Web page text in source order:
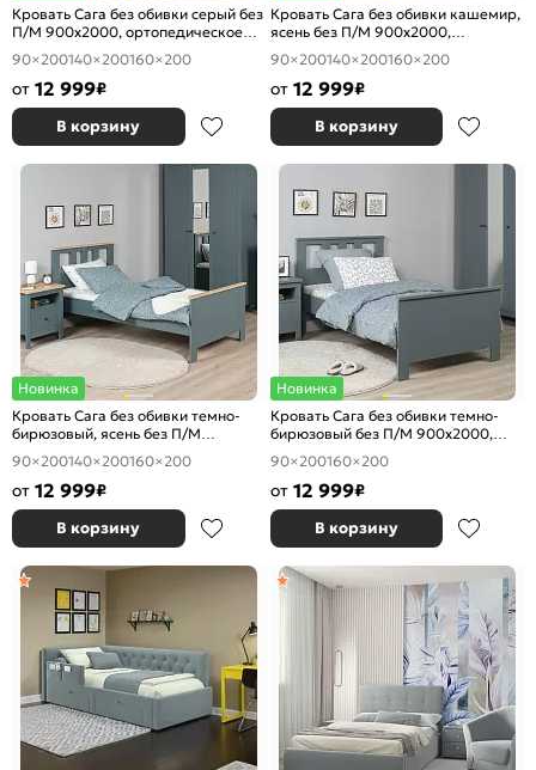
Кровать Сага без обивки серый без
П/М 900x2000, ортопедическое
основание, изголовье жесткое
90×200140×200160×200
от 12 999₽
В корзину
Кровать Сага без обивки кашемир,
ясень без П/М 900x2000,
ортопедическое основание,
изголовье жесткое
90×200140×200160×200
от 12 999₽
В корзину
Новинка
Кровать Сага без обивки темно-
бирюзовый, ясень без П/М
900x2000, ортопедическое
основание, изголовье жесткое
90×200140×200160×200
от 12 999₽
В корзину
Новинка
Кровать Сага без обивки темно-
бирюзовый без П/М 900x2000,
ортопедическое основание,
изголовье жесткое
90×200160×200
от 12 999₽
В корзину